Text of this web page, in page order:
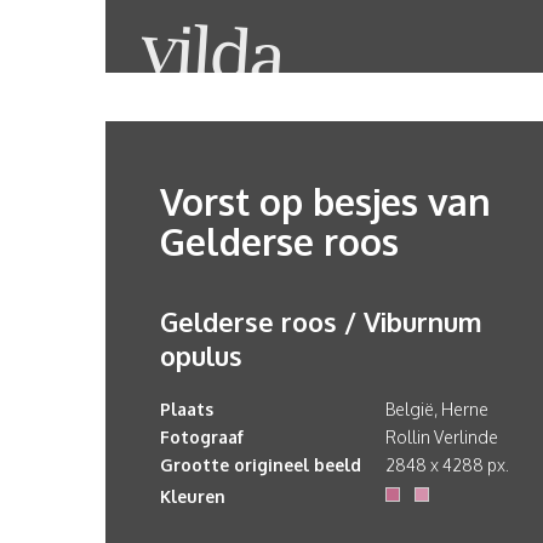
Vorst op besjes van
Gelderse roos
Gelderse roos / Viburnum
opulus
Plaats
België, Herne
Fotograaf
Rollin Verlinde
Grootte origineel beeld
2848 x 4288 px.
Kleuren